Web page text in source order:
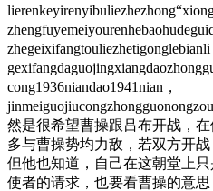
zhegeixifangtouliezhetigonglebianli
cong1936niandao1941nian，
然是很希望曹操跟吕布开战，
多与曹操势均力敌，若双方开
但他也知道，自己在这朝堂上
使者的请求，也要看曹操的意